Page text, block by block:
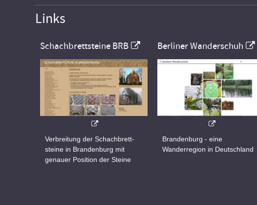
Links
Schachbrettsteine BRB
Verbreitung der Schachbrett-
steine in Brandenburg mit
genauer Position der Steine
Berliner Wanderschuh
Brandenburg - eine
Wanderregion in Deutschland